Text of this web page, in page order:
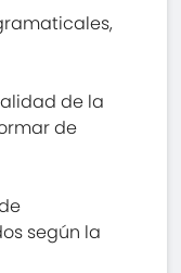
de la
de
según la